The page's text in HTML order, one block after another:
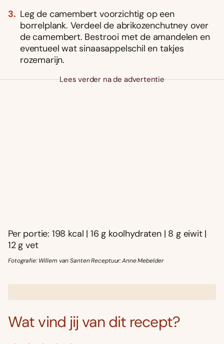
Leg de camembert voorzichtig op een
borrelplank. Verdeel de abrikozenchutney over
de camembert. Bestrooi met de amandelen en
eventueel wat sinaasappelschil en takjes
rozemarijn.
Lees verder na de advertentie
Per portie: 198 kcal | 16 g koolhydraten | 8 g eiwit |
12 g vet
Fotografie: Willem van Santen Receptuur: Anne Mebelder
Wat vind jij van dit recept?